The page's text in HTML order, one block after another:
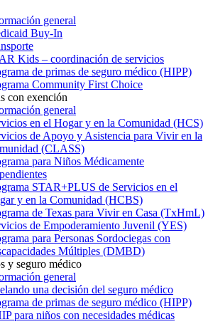
general
Buy-In
Kids – coordinación de servicios
de primas de seguro médico (HIPP)
Community First Choice
con exención
general
en el Hogar y en la Comunidad (HCS)
de Apoyo y Asistencia para Vivir en la
(CLASS)
para Niños Médicamente
STAR+PLUS de Servicios en el
y en la Comunidad (HCBS)
de Texas para Vivir en Casa (TxHmL)
de Empoderamiento Juvenil (YES)
para Personas Sordociegas con
Múltiples (DMBD)
y seguro médico
general
una decisión del seguro médico
de primas de seguro médico (HIPP)
para niños con necesidades médicas